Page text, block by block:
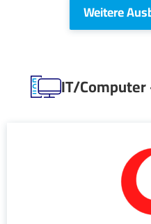
Weitere
IT/